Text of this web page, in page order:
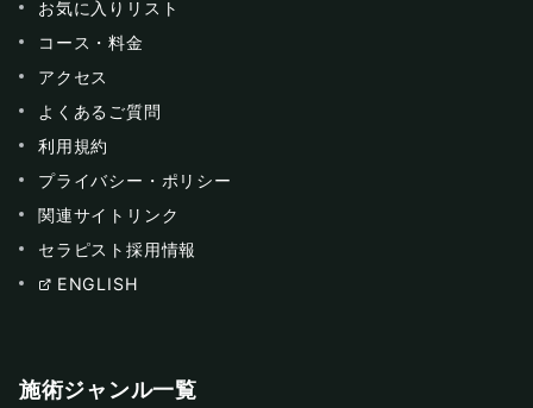
お気に入りリスト
コース・料金
アクセス
よくあるご質問
利用規約
プライバシー・ポリシー
関連サイトリンク
セラピスト採用情報
ENGLISH
施術ジャンル一覧